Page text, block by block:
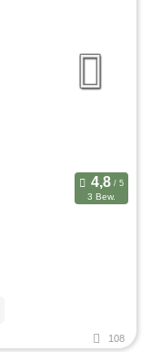
3 Bew.
108